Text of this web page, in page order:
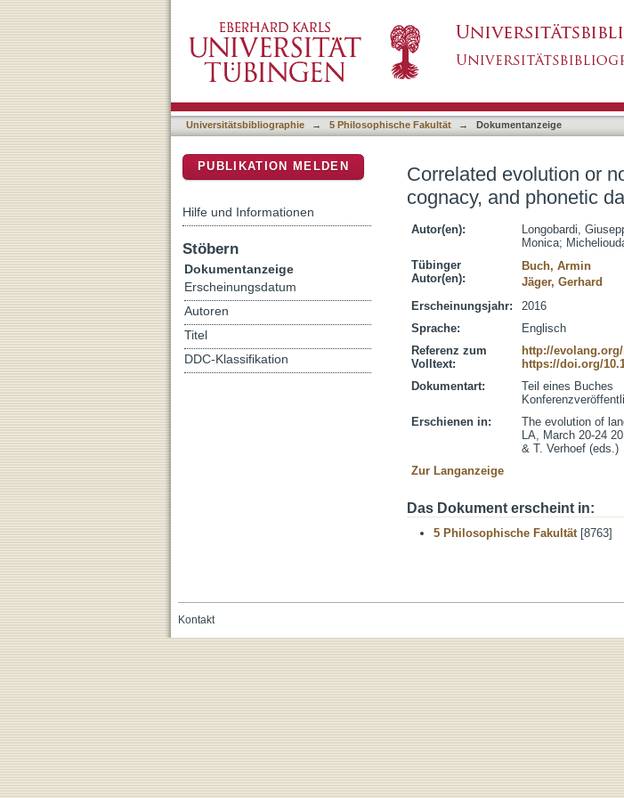
Correlated evolution or not? : phylogenetic
Universitätsbibliographie → 5 Philosophische Fakultät → Dokumentanzeige
Correlated evolution or
cognacy, and phonetic
Autor(en): Longobardi,
Monica;
Tübinger
Autor(en):
Buch, Armin
Jäger, Gerhard
Erscheinungsjahr:
2016
Sprache:
Englisch
Referenz zum
Volltext:
http://
https://doi.org/
Dokumentart:
Teil eines Buches
Erschienen in:
The evolution of
LA, March 20-24
& T. Verhoef (eds.)
Zur Langanzeige
Das Dokument erscheint in:
5 Philosophische Fakultät[8763]
PUBLIKATION MELDEN
Hilfe und Informationen
Stöbern
Dokumentanzeige
Erscheinungsdatum
Autoren
Titel
DDC-Klassifikation
Kontakt